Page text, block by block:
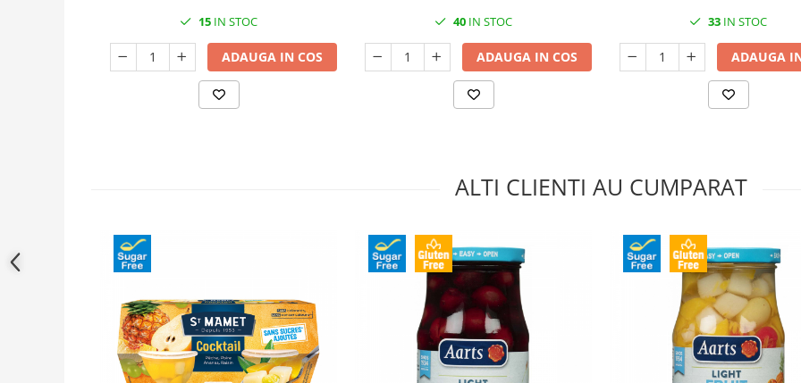
15 IN STOC
ADAUGA IN COS
40 IN STOC
ADAUGA IN COS
33 IN STOC
ADAUGA
ALTI CLIENTI AU CUMPARAT